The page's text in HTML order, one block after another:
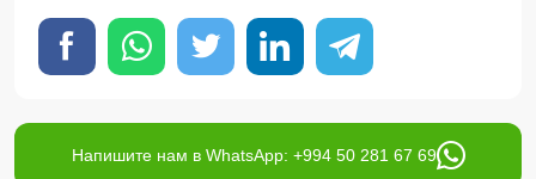
Напишите нам в WhatsApp: +994 50 281 67 69